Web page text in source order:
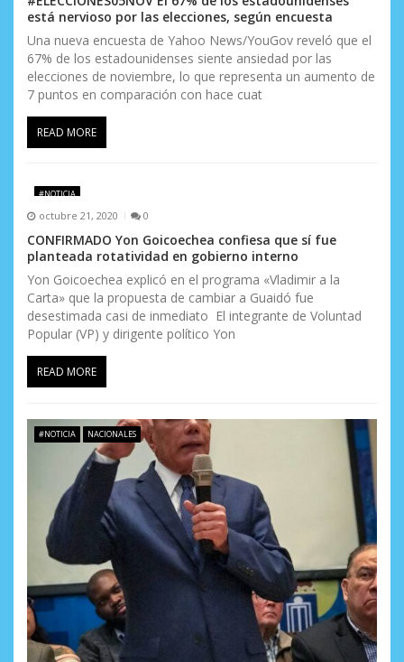
está nervioso por las elecciones, según encuesta
Una nueva encuesta de Yahoo News/YouGov reveló que el
67% de los estadounidenses siente ansiedad por las
elecciones de noviembre, lo que representa un aumento de
7 puntos en comparación con hace cuat
READ MORE
#NOTICIA
octubre 21, 2020 0
CONFIRMADO Yon Goicoechea confiesa que sí fue
planteada rotatividad en gobierno interno
Yon Goicoechea explicó en el programa «Vladimir a la
Carta» que la propuesta de cambiar a Guaidó fue
desestimada casi de inmediato El integrante de Voluntad
Popular (VP) y dirigente político Yon
READ MORE
#NOTICIA NACIONALES